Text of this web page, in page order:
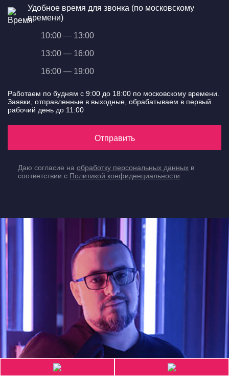
Удобное время для звонка (по московскому
времени)
10:00 — 13:00
13:00 — 16:00
16:00 — 19:00
Работаем по будням с 9:00 до 18:00 по московскому времени.
Заявки, отправленные в выходные, обрабатываем в первый
рабочий день до 11:00
Отправить
Даю согласие на обработку персональных данных в
соответствии с Политикой конфиденциальности